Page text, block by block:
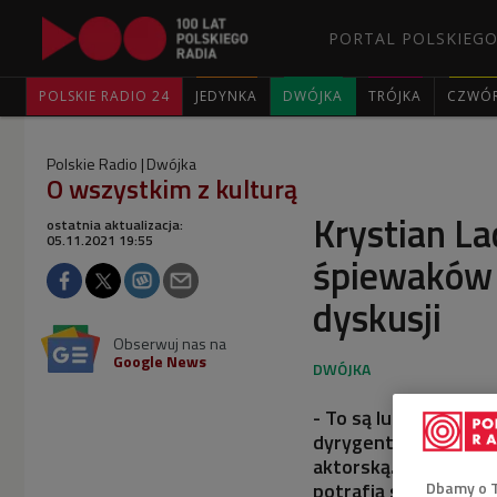
PORTAL
POLSKIE RADIO 24 JEDYNKA DWÓJKA TRÓJKA
Polskie Radio Dwójka
O wszystkim z kulturą
Krystian
dyskusji
ostatnia aktualizacja:
05.11.2021 19:55
Obserwuj nas na
Google News
- To są ludzie,
dyrygenta, ale mają
aktorską. Poza tym
potrafią
Dbamy o